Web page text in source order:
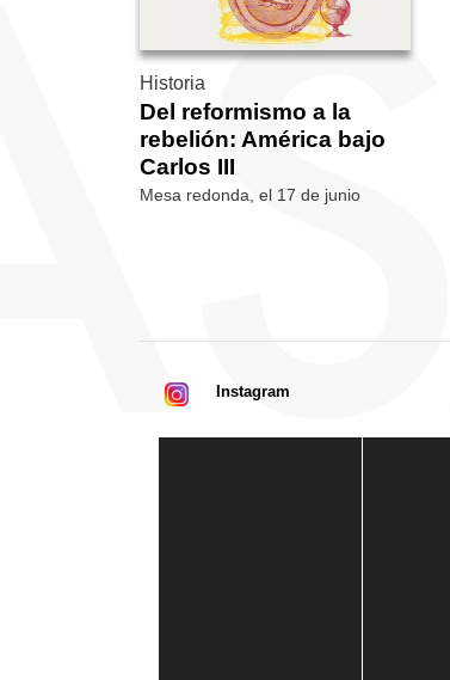
Historia
Del reformismo a la
rebelión: América bajo
Carlos III
Mesa redonda, el 17 de junio
Instagram